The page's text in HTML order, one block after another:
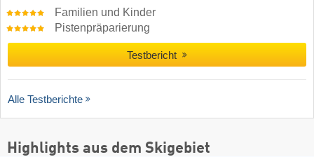
Familien und Kinder
Pistenpräparierung
Testbericht
Alle Testberichte
Highlights aus dem Skigebiet